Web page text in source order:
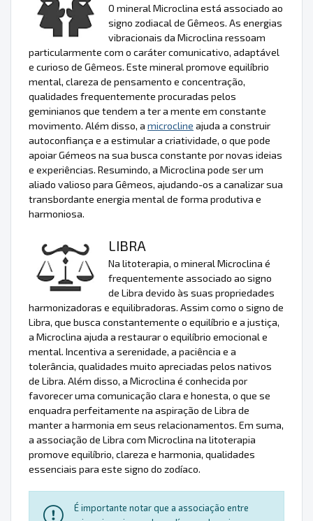
O mineral Microclina está associado ao
signo zodiacal de Gêmeos. As energias
vibracionais da Microclina ressoam
particularmente com o caráter comunicativo, adaptável
e curioso de Gêmeos. Este mineral promove equilíbrio
mental, clareza de pensamento e concentração,
qualidades frequentemente procuradas pelos
geminianos que tendem a ter a mente em constante
movimento. Além disso, a microcline ajuda a construir
autoconfiança e a estimular a criatividade, o que pode
apoiar Gémeos na sua busca constante por novas ideias
e experiências. Resumindo, a Microclina pode ser um
aliado valioso para Gêmeos, ajudando-os a canalizar sua
transbordante energia mental de forma produtiva e
harmoniosa.
LIBRA
Na litoterapia, o mineral Microclina é
frequentemente associado ao signo
de Libra devido às suas propriedades
harmonizadoras e equilibradoras. Assim como o signo de
Libra, que busca constantemente o equilíbrio e a justiça,
a Microclina ajuda a restaurar o equilíbrio emocional e
mental. Incentiva a serenidade, a paciência e a
tolerância, qualidades muito apreciadas pelos nativos
de Libra. Além disso, a Microclina é conhecida por
favorecer uma comunicação clara e honesta, o que se
enquadra perfeitamente na aspiração de Libra de
manter a harmonia em seus relacionamentos. Em suma,
a associação de Libra com Microclina na litoterapia
promove equilíbrio, clareza e harmonia, qualidades
essenciais para este signo do zodíaco.
É importante notar que a associação entre